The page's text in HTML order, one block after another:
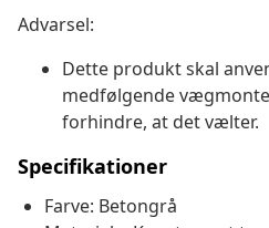
Advarsel:
Dette produkt skal
medfølgende
forhindre, at det vælter.
Specifikationer
Farve: Betongrå